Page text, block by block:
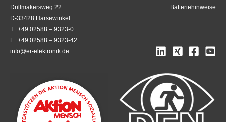
Drillmakersweg 22
D-33428 Harsewinkel
T.: +49 02588 – 9323-0
F.: +49 02588 – 9323-42
info@er-elektronik.de
Batteriehinweise